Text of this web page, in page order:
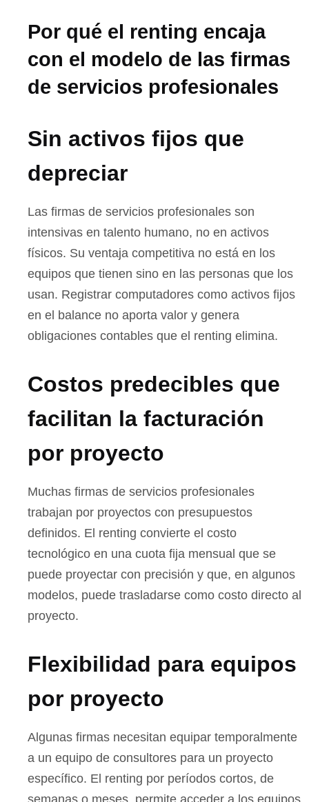
Por qué el renting encaja
con el modelo de las firmas
de servicios profesionales
Sin activos fijos que
depreciar
Las firmas de servicios profesionales son
intensivas en talento humano, no en activos
físicos. Su ventaja competitiva no está en los
equipos que tienen sino en las personas que los
usan. Registrar computadores como activos fijos
en el balance no aporta valor y genera
obligaciones contables que el renting elimina.
Costos predecibles que
facilitan la facturación
por proyecto
Muchas firmas de servicios profesionales
trabajan por proyectos con presupuestos
definidos. El renting convierte el costo
tecnológico en una cuota fija mensual que se
puede proyectar con precisión y que, en algunos
modelos, puede trasladarse como costo directo al
proyecto.
Flexibilidad para equipos
por proyecto
Algunas firmas necesitan equipar temporalmente
a un equipo de consultores para un proyecto
específico. El renting por períodos cortos, de
semanas o meses, permite acceder a los equipos